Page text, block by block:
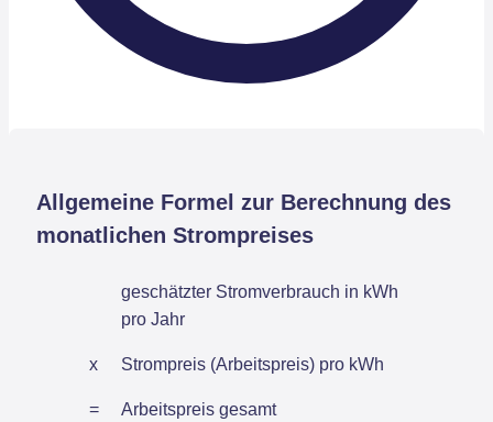
Allgemeine Formel zur Berechnung des
monatlichen Strompreises
geschätzter Stromverbrauch in kWh
pro Jahr
x Strompreis (Arbeitspreis) pro kWh
= Arbeitspreis gesamt